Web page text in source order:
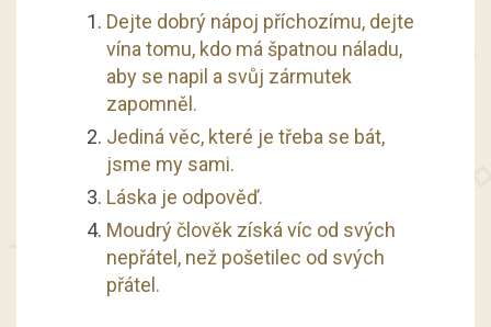
Dejte dobrý nápoj příchozímu, dejte
vína tomu, kdo má špatnou náladu,
aby se napil a svůj zármutek
zapomněl.
Jediná věc, které je třeba se bát,
jsme my sami.
Láska je odpověď.
Moudrý člověk získá víc od svých
nepřátel, než pošetilec od svých
přátel.